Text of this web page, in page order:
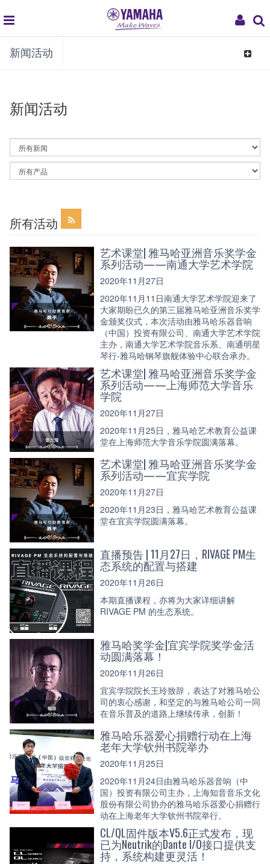
My
global
navigation
新闻活动
Toggle
新闻活动
By
News
Category
By
Article
所有活动
艺术课堂| 雅马哈亚洲音乐奖学金
系列活动——南通大学艺术学院
2020年11月27日
2020年11月11日南通大学艺术学院迎来了
大家期盼已久的第三届雅马哈亚洲音乐奖学
金颁奖仪式，本次活动由雅马哈乐器音响
（中国）投资有限公司、南通大学艺术学院
主办，南通大学艺术学院音乐系、南通明星
琴行-雅马哈钢琴旗舰体验中心联合承办。
艺术课堂| 雅马哈亚洲音乐奖学金
系列活动——上海师范大学音乐
学院
2020年11月27日
2020年11月25日，雅马哈艺术教育公益课
堂在上海师范大学音乐学院圆满落幕。
艺术课堂| 雅马哈亚洲音乐奖学金
系列活动——宜宾学院
2020年11月27日
2020年11月23日，雅马哈艺术教育公益课
堂在宜宾学院圆满落幕。
直播预告 | 11月27日，RIVAGE PM生
态系统的配置与搭建
2020年11月26日
本期直播课程，亦将为大家详细讲解
RIVAGE PM 的生态系统。
雅马哈奖学金|宜宾学院奖学金活
动圆满落幕！
2020年11月26日
宜宾学院院长王玲致辞，表达了对雅马哈公
司的衷心感谢，和坚定的与雅马哈公司一同
在音乐普及的道路上继续传承，创新！
雅马哈乐器爱心捐赠行动在上海
老年大学钦州书院举办
2020年11月25日
2020年11月24日由雅马哈乐器音响（中
国）投资有限公司主办，上海知音音乐文化
股份有限公司协办的雅马哈乐器爱心捐赠行
动在上海老年大学钦州书院举行。
CL/QL固件版本V5.6正式发布，现
已为Neutrik的Dante I/O接口提供支
持，系统构建更灵活！